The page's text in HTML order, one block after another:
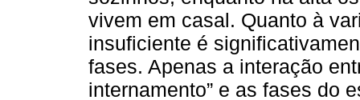
vivem em casal. Quanto à
insuficiente é
fases. Apenas a interação
internamento” e as fases do